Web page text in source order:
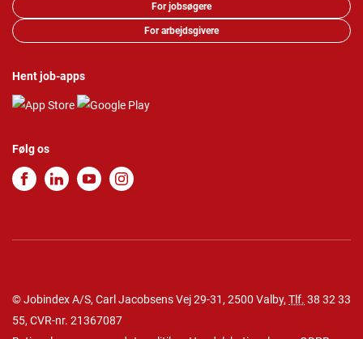
For jobsøgere
For arbejdsgivere
Hent job-apps
Følg os
© Jobindex A/S, Carl Jacobsens Vej 29-31, 2500 Valby, Tlf. 38 32 33
55, CVR-nr. 21367087